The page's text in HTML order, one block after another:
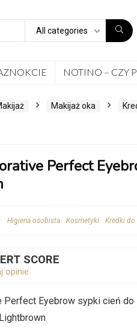
All categories
NOTINO – CZY
Makijaż oka
Perfect
Higiena osobista Kosmetyki Kredki
SCORE
opinie
Perfect Eyebrow sypki cień do